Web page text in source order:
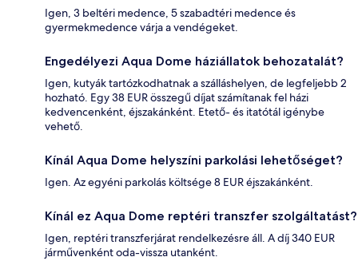
Igen, 3 beltéri medence, 5 szabadtéri medence és
gyermekmedence várja a vendégeket.
Engedélyezi Aqua Dome háziállatok behozatalát?
Igen, kutyák tartózkodhatnak a szálláshelyen, de legfeljebb 2
hozható. Egy 38 EUR összegű díjat számítanak fel házi
kedvencenként, éjszakánként. Etető- és itatótál igénybe
vehető.
Kínál Aqua Dome helyszíni parkolási lehetőséget?
Igen. Az egyéni parkolás költsége 8 EUR éjszakánként.
Kínál ez Aqua Dome reptéri transzfer szolgáltatást?
Igen, reptéri transzferjárat rendelkezésre áll. A díj 340 EUR
járművenként oda-vissza utanként.